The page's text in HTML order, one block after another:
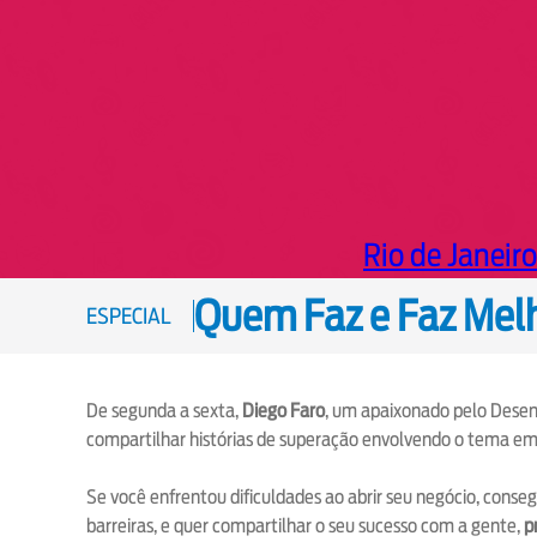
Rio de Janeiro
ESPECIAL Quem Faz e Faz
De segunda a sexta, Diego Faro, um apaixonado pelo
compartilhar histórias de superação envolvendo o tema
Se você enfrentou dificuldades ao abrir seu negócio,
barreiras, e quer compartilhar o seu sucesso com a gente,